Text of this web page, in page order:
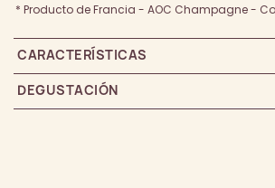
* Producto de Francia - AOC Champagne -
CARACTERÍSTICAS
DEGUSTACIÓN